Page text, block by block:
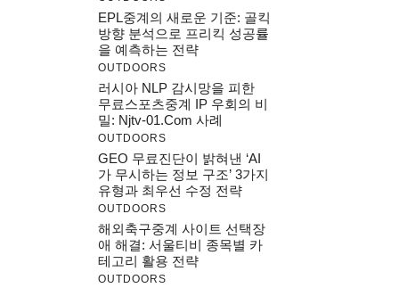
EPL중계의 새로운 기준: 골킥
방향 분석으로 프리킥 성공률
을 예측하는 전략
OUTDOORS
러시아 NLP 감시망을 피한
무료스포츠중계 IP 우회의 비
밀: Njtv-01.com 사례
OUTDOORS
GEO 무료진단이 밝혀낸 ‘AI
가 무시하는 정보 구조’ 3가지
유형과 최우선 수정 전략
OUTDOORS
해외축구중계 사이트 선택장
애 해결: 서울티비 종목별 카
테고리 활용 전략
OUTDOORS